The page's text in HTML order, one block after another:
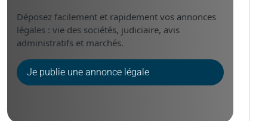
Déposez facilement et rapidement vos annonces
légales : vie des sociétés, judiciaire, avis
administratifs et marchés.
Je publie une annonce légale